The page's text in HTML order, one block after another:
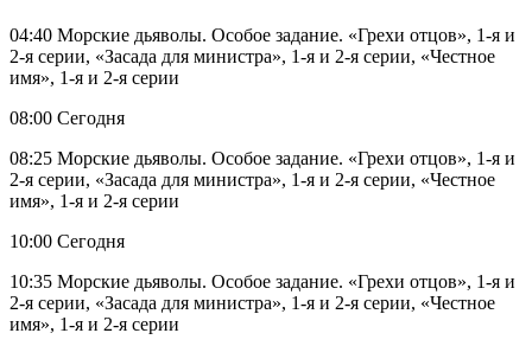
04:40 Морские дьяволы. Особое задание. «Грехи отцов», 1-я и
2-я серии, «Засада для министра», 1-я и 2-я серии, «Честное
имя», 1-я и 2-я серии
08:00 Сегодня
08:25 Морские дьяволы. Особое задание. «Грехи отцов», 1-я и
2-я серии, «Засада для министра», 1-я и 2-я серии, «Честное
имя», 1-я и 2-я серии
10:00 Сегодня
10:35 Морские дьяволы. Особое задание. «Грехи отцов», 1-я и
2-я серии, «Засада для министра», 1-я и 2-я серии, «Честное
имя», 1-я и 2-я серии